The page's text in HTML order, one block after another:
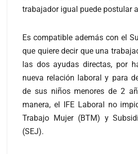
trabajador igual puede postular
Es compatible además con el
que quiere decir que una
las dos ayudas directas, por
nueva relación laboral y para
de sus niños menores de 2
manera, el IFE Laboral no
Trabajo Mujer (BTM) y
(SEJ).